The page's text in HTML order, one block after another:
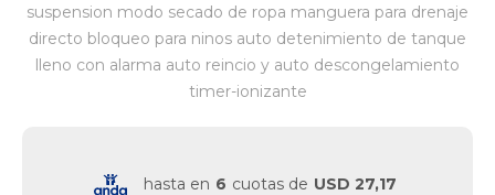
suspension modo secado de ropa manguera para drenaje
directo bloqueo para ninos auto detenimiento de tanque
lleno con alarma auto reincio y auto descongelamiento
timer-ionizante
hasta en 6 cuotas de USD 27,17
Juguetes y artículos para bebé